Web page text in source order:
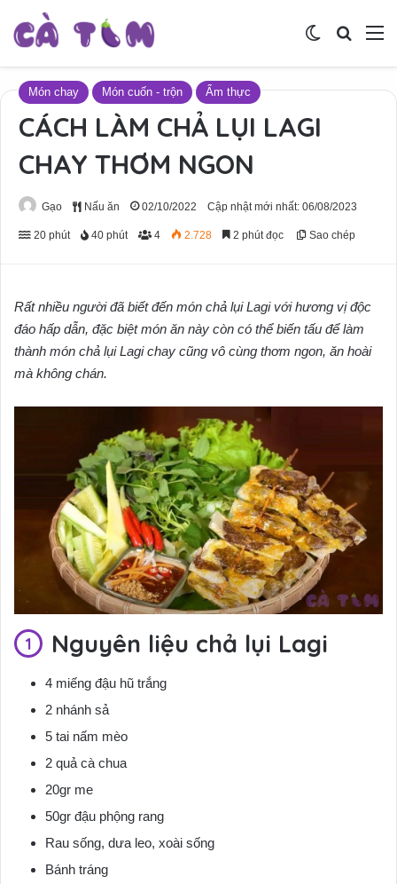
Tìm
Switch skin
Món chay Món cuốn - trộn Ẩm thực
CÁCH LÀM CHẢ LỤI LAGI
CHAY THƠM NGON
Gạo Nấu ăn 02/10/2022 Cập nhật mới nhất: 06/08/2023
20 phút 40 phút 4 2.728 2 phút đọc Sao chép
Rất nhiều người đã biết đến món chả lụi Lagi với hương vị độc
đáo hấp dẫn, đặc biệt món ăn này còn có thể biến tấu để làm
thành món chả lụi Lagi chay cũng vô cùng thơm ngon, ăn hoài
mà không chán.
Nguyên liệu chả lụi Lagi
4 miếng đậu hũ trắng
2 nhánh sả
5 tai nấm mèo
2 quả cà chua
20gr me
50gr đậu phộng rang
Rau sống, dưa leo, xoài sống
Bánh tráng